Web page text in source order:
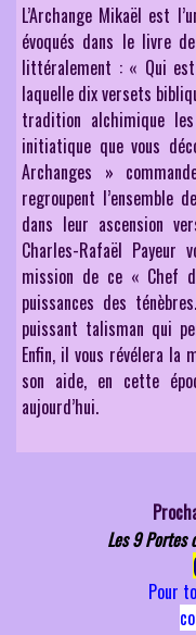
L’Archange Mikaël est
évoqués dans le livre
littéralement : « Qui
laquelle dix versets
tradition alchimique
initiatique que vous
Archanges »
regroupent l’ensemble
dans leur ascension
Charles-Rafaël Payeur
mission de ce « Chef
puissances des
puissant talisman qui
Enfin, il vous révélera la
son aide, en cette
aujourd’hui.
Les 9
Pour